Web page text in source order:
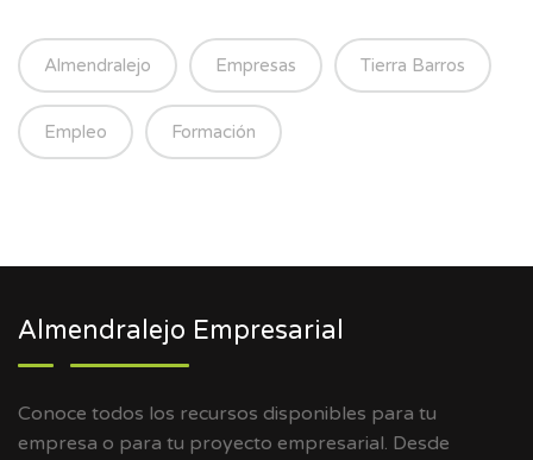
Almendralejo Empresas Tierra Barros
Empleo Formación
Almendralejo Empresarial
Conoce todos los recursos disponibles para tu
empresa o para tu proyecto empresarial. Desde